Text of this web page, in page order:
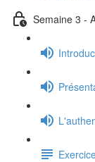
Semaine 3 -